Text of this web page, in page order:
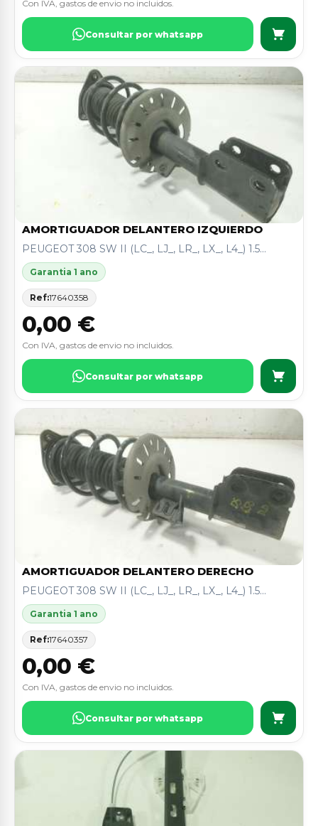
Con IVA, gastos de envio no incluidos.
Consultar por whatsapp
AMORTIGUADOR DELANTERO IZQUIERDO
PEUGEOT 308 SW II (LC_, LJ_, LR_, LX_, L4_) 1.5...
Garantia 1 ano
Ref:17640358
0,00 €
Con IVA, gastos de envio no incluidos.
Consultar por whatsapp
AMORTIGUADOR DELANTERO DERECHO
PEUGEOT 308 SW II (LC_, LJ_, LR_, LX_, L4_) 1.5...
Garantia 1 ano
Ref:17640357
0,00 €
Con IVA, gastos de envio no incluidos.
Consultar por whatsapp